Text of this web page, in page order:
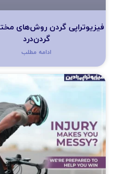
فیزیوتراپی گردن روش‌های
گردن‌درد
ادامه مطلب